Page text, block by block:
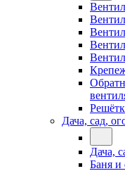
Дача, сад,
Дача,
Баня и